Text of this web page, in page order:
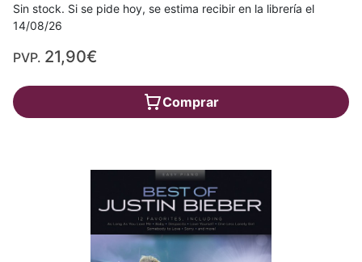
Sin stock. Si se pide hoy, se estima recibir en la librería el
14/08/26
PVP. 21,90€
Comprar